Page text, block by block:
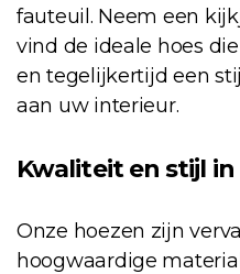
fauteuil. Neem een
vind de ideale hoes
en tegelijkertijd een
aan uw interieur.
Kwaliteit en stijl in
Onze hoezen zijn
hoogwaardige